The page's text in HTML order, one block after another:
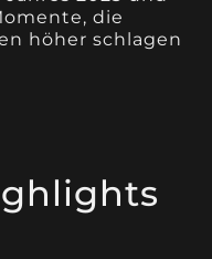
die
höher schlagen